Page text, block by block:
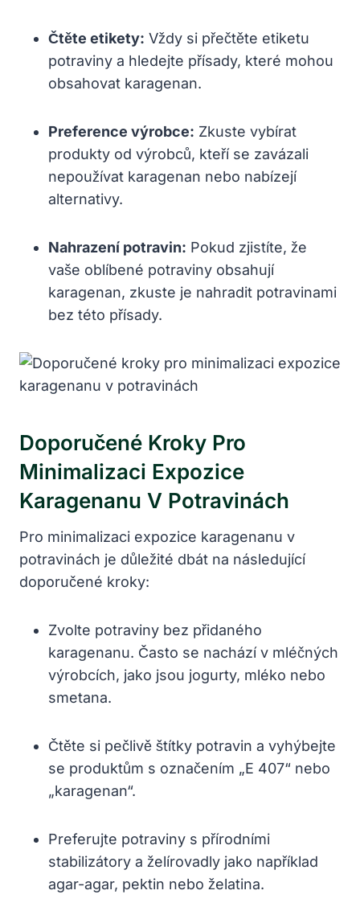
Čtěte etikety: Vždy si přečtěte etiketu
potraviny a hledejte přísady, které mohou
obsahovat karagenan.
Preference výrobce: Zkuste vybírat
produkty od výrobců, kteří se zavázali
nepoužívat karagenan nebo nabízejí
alternativy.
Nahrazení potravin: Pokud zjistíte, že
vaše oblíbené potraviny obsahují
karagenan, zkuste je nahradit potravinami
bez této přísady.
Doporučené Kroky Pro
Minimalizaci Expozice
Karagenanu V Potravinách
Pro minimalizaci expozice karagenanu v
potravinách je důležité dbát na následující
doporučené kroky:
Zvolte potraviny bez přidaného
karagenanu. Často se nachází v mléčných
výrobcích, jako jsou jogurty, mléko nebo
smetana.
Čtěte si pečlivě štítky potravin a vyhýbejte
se produktům s označením „E 407“ nebo
„karagenan“.
Preferujte potraviny s přírodními
stabilizátory a želírovadly jako například
agar-agar, pektin nebo želatina.